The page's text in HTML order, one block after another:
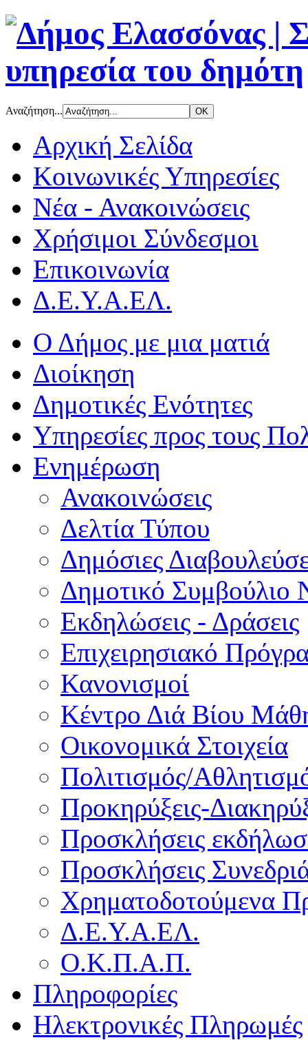
Αναζήτηση...
Αρχική Σελίδα
Κοινωνικές Υπηρεσίες
Νέα - Ανακοινώσεις
Χρήσιμοι Σύνδεσμοι
Επικοινωνία
Δ.Ε.Υ.Α.ΕΛ.
Ο Δήμος με μια ματιά
Διοίκηση
Δημοτικές Ενότητες
Υπηρεσίες προς τους
Ενημέρωση
Ανακοινώσεις
Δελτία Τύπου
Δημόσιες
Δημοτικό Συμβούλιο
Εκδηλώσεις - Δράσεις
Επιχειρησιακό
Κανονισμοί
Κέντρο Διά Βίου
Οικονομικά Στοιχεία
Πολιτισμός/
Προκηρύξεις-
Προσκλήσεις
Προσκλήσεις
Χρηματοδοτούμενα
Δ.Ε.Υ.Α.ΕΛ.
Ο.Κ.Π.Α.Π.
Πληροφορίες
Ηλεκτρονικές Πληρωμές